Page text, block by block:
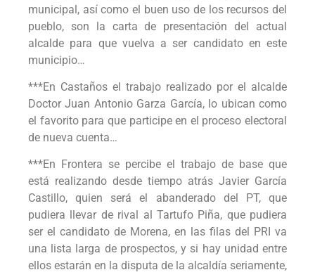
municipal, así como el buen uso de los recursos del
pueblo, son la carta de presentación del actual
alcalde para que vuelva a ser candidato en este
municipio…
***En Castaños el trabajo realizado por el alcalde
Doctor Juan Antonio Garza García, lo ubican como
el favorito para que participe en el proceso electoral
de nueva cuenta…
***En Frontera se percibe el trabajo de base que
está realizando desde tiempo atrás Javier García
Castillo, quien será el abanderado del PT, que
pudiera llevar de rival al Tartufo Piña, que pudiera
ser el candidato de Morena, en las filas del PRI va
una lista larga de prospectos, y si hay unidad entre
ellos estarán en la disputa de la alcaldía seriamente,